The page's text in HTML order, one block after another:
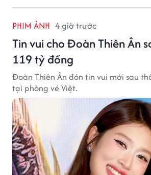
PHIM ẢNH 4 giờ trước
Tin vui cho Đoàn Thiên Ân
119 tỷ đồng
Đoàn Thiên Ân đón tin vui mới sau
tại phòng vé Việt.